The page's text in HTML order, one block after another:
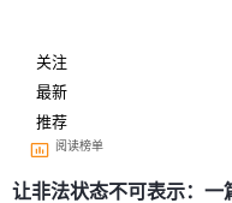
关注
最新
推荐
阅读榜单
让非法状态不可表示：一